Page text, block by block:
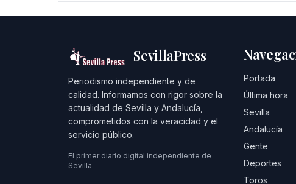
SevillaPress
Periodismo independiente y de
calidad. Informamos con rigor sobre la
actualidad de Sevilla y Andalucía,
comprometidos con la veracidad y el
servicio público.
El primer diario digital independiente de
Sevilla
Portada
Última hora
Sevilla
Andalucía
Gente
Deportes
Toros